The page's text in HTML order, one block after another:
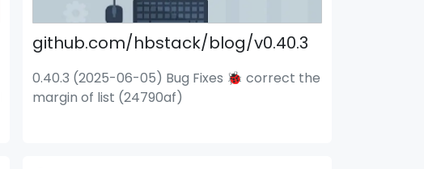
github.com/hbstack/blog/v0.40.3
0.40.3 (2025-06-05) Bug Fixes 🐞 correct the
margin of list (24790af)